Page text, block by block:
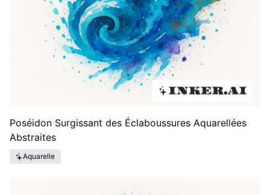
Poséidon Surgissant des Éclaboussures Aquarellées
Abstraites
Aquarelle